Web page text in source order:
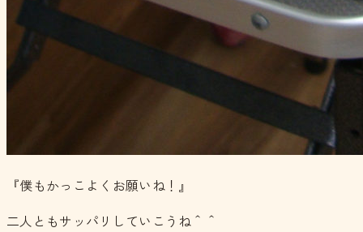
『僕もかっこよくお願いね！』
二人ともサッパリしていこうね＾＾